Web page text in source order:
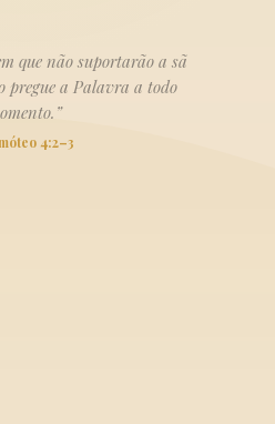
que não suportarão a sã
a Palavra a todo
4:2–3